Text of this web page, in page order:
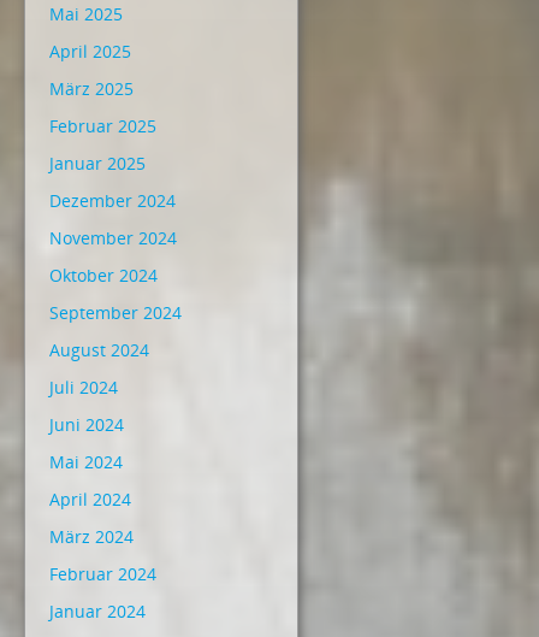
Mai 2025
April 2025
März 2025
Februar 2025
Januar 2025
Dezember 2024
November 2024
Oktober 2024
September 2024
August 2024
Juli 2024
Juni 2024
Mai 2024
April 2024
März 2024
Februar 2024
Januar 2024